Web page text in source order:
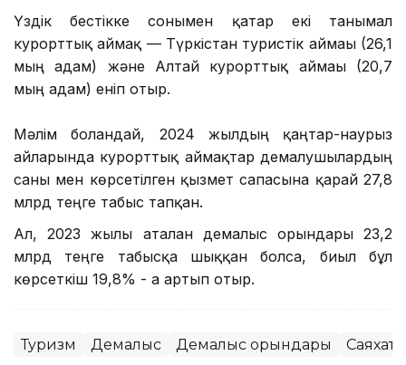
Үздік бестікке сонымен қатар екі танымал
курорттық аймақ — Түркістан туристік аймағы (26,1
мың адам) және Алтай курорттық аймағы (20,7
мың адам) еніп отыр.
Мәлім болғандай, 2024 жылдың қаңтар-наурыз
айларында курорттық аймақтар демалушылардың
саны мен көрсетілген қызмет сапасына қарай 27,8
млрд теңге табыс тапқан.
Ал, 2023 жылы аталған демалыс орындары 23,2
млрд теңге табысқа шыққан болса, биыл бұл
көрсеткіш 19,8% - ға артып отыр.
Туризм Демалыс Демалыс орындары Саяхат